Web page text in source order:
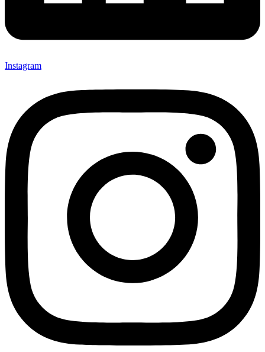
Instagram